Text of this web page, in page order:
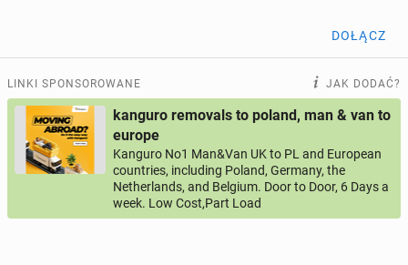
ogłoszeń online
PROFILE KANDYDATÓW 308profili online
USŁUGI 169ogłoszeń online
MOTORYZACJA 12ogłoszeń online
DOŁĄCZ
LINKI SPONSOROWANE JAK DODAĆ?
kanguro removals to poland, man & van to
europe
Kanguro No1 Man&Van UK to PL and European
countries, including Poland, Germany, the
Netherlands, and Belgium. Door to Door, 6 Days a
week. Low Cost,Part Load